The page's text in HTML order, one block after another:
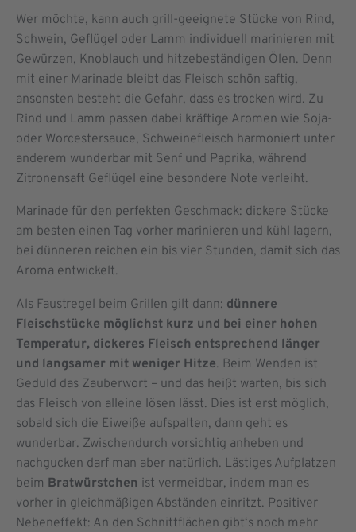
Wer möchte, kann auch grill-geeignete Stücke von Rind,
Schwein, Geflügel oder Lamm individuell marinieren mit
Gewürzen, Knoblauch und hitzebeständigen Ölen. Denn
mit einer Marinade bleibt das Fleisch schön saftig,
ansonsten besteht die Gefahr, dass es trocken wird. Zu
Rind und Lamm passen dabei kräftige Aromen wie Soja-
oder Worcestersauce, Schweinefleisch harmoniert unter
anderem wunderbar mit Senf und Paprika, während
Zitronensaft Geflügel eine besondere Note verleiht.
Marinade für den perfekten Geschmack: dickere Stücke
am besten einen Tag vorher marinieren und kühl lagern,
bei dünneren reichen ein bis vier Stunden, damit sich das
Aroma entwickelt.
Als Faustregel beim Grillen gilt dann: dünnere
Fleischstücke möglichst kurz und bei einer hohen
Temperatur, dickeres Fleisch entsprechend länger
und langsamer mit weniger Hitze. Beim Wenden ist
Geduld das Zauberwort – und das heißt warten, bis sich
das Fleisch von alleine lösen lässt. Dies ist erst möglich,
sobald sich die Eiweiße aufspalten, dann geht es
wunderbar. Zwischendurch vorsichtig anheben und
nachgucken darf man aber natürlich. Lästiges Aufplatzen
beim Bratwürstchen ist vermeidbar, indem man es
vorher in gleichmäßigen Abständen einritzt. Positiver
Nebeneffekt: An den Schnittflächen gibt‘s noch mehr